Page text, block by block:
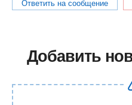
Ответить на сообщение
Добавить